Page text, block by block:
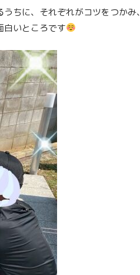
ちに、それぞれがコツをつかみ、
白いところです